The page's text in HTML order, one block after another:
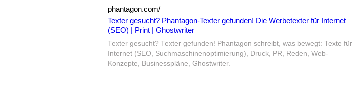
phantagon.com/
Texter gesucht? Phantagon-Texter gefunden! Die Werbetexter für Internet
(SEO) | Print | Ghostwriter
Texter gesucht? Texter gefunden! Phantagon schreibt, was bewegt: Texte für
Internet (SEO, Suchmaschinenoptimierung), Druck, PR, Reden, Web-
Konzepte, Businesspläne, Ghostwriter.